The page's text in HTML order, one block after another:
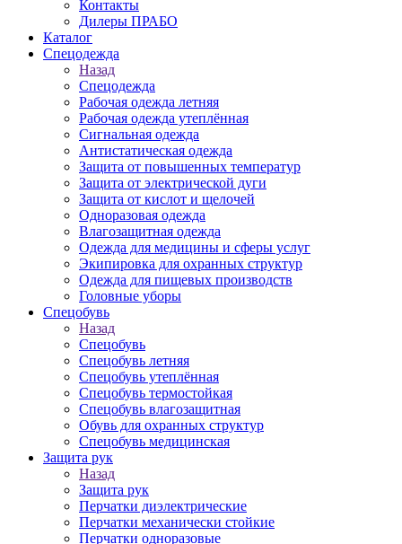
Контакты
Дилеры ПРАБО
Каталог
Спецодежда
Назад
Спецодежда
Рабочая одежда летняя
Рабочая одежда утеплённая
Сигнальная одежда
Антистатическая одежда
Защита от повышенных температур
Защита от электрической дуги
Защита от кислот и щелочей
Одноразовая одежда
Влагозащитная одежда
Одежда для медицины и сферы услуг
Экипировка для охранных структур
Одежда для пищевых производств
Головные уборы
Спецобувь
Назад
Спецобувь
Спецобувь летняя
Спецобувь утеплённая
Спецобувь термостойкая
Спецобувь влагозащитная
Обувь для охранных структур
Спецобувь медицинская
Защита рук
Назад
Защита рук
Перчатки диэлектрические
Перчатки механически стойкие
Перчатки одноразовые